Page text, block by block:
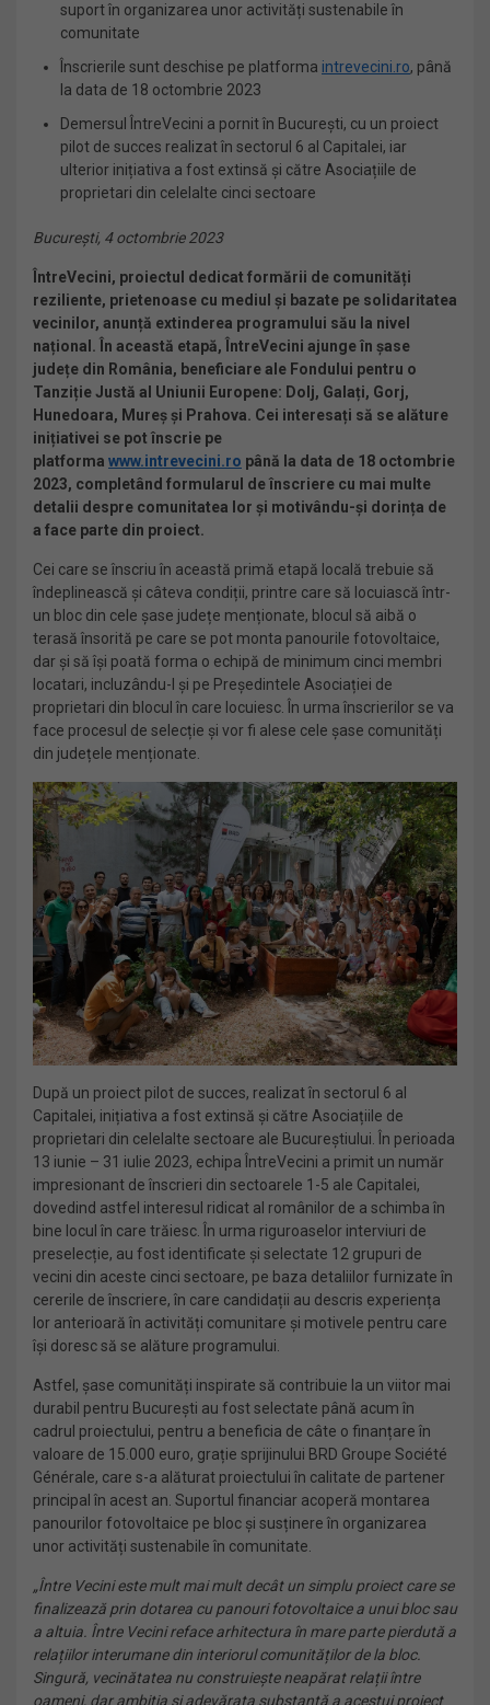
suport în organizarea unor activități sustenabile în
comunitate
Înscrierile sunt deschise pe platforma intrevecini.ro, până
la data de 18 octombrie 2023
Demersul ÎntreVecini a pornit în București, cu un proiect
pilot de succes realizat în sectorul 6 al Capitalei, iar
ulterior inițiativa a fost extinsă și către Asociațiile de
proprietari din celelalte cinci sectoare
București, 4 octombrie 2023
ÎntreVecini, proiectul dedicat formării de comunități
reziliente, prietenoase cu mediul și bazate pe solidaritatea
vecinilor, anunță extinderea programului său la nivel
național. În această etapă, ÎntreVecini ajunge în șase
județe din România, beneficiare ale Fondului pentru o
Tanziție Justă al Uniunii Europene: Dolj, Galați, Gorj,
Hunedoara, Mureș și Prahova. Cei interesați să se alăture
inițiativei se pot înscrie pe
platforma www.intrevecini.ro până la data de 18 octombrie
2023, completând formularul de înscriere cu mai multe
detalii despre comunitatea lor și motivându-și dorința de
a face parte din proiect.
Cei care se înscriu în această primă etapă locală trebuie să
îndeplinească și câteva condiții, printre care să locuiască într-
un bloc din cele șase județe menționate, blocul să aibă o
terasă însorită pe care se pot monta panourile fotovoltaice,
dar și să își poată forma o echipă de minimum cinci membri
locatari, incluzându-l și pe Președintele Asociației de
proprietari din blocul în care locuiesc. În urma înscrierilor se va
face procesul de selecție și vor fi alese cele șase comunități
din județele menționate.
După un proiect pilot de succes, realizat în sectorul 6 al
Capitalei, inițiativa a fost extinsă și către Asociațiile de
proprietari din celelalte sectoare ale Bucureștiului. În perioada
13 iunie – 31 iulie 2023, echipa ÎntreVecini a primit un număr
impresionant de înscrieri din sectoarele 1-5 ale Capitalei,
dovedind astfel interesul ridicat al românilor de a schimba în
bine locul în care trăiesc. În urma riguroaselor interviuri de
preselecție, au fost identificate și selectate 12 grupuri de
vecini din aceste cinci sectoare, pe baza detaliilor furnizate în
cererile de înscriere, în care candidații au descris experiența
lor anterioară în activități comunitare și motivele pentru care
își doresc să se alăture programului.
Astfel, șase comunități inspirate să contribuie la un viitor mai
durabil pentru București au fost selectate până acum în
cadrul proiectului, pentru a beneficia de câte o finanțare în
valoare de 15.000 euro, grație sprijinului BRD Groupe Société
Générale, care s-a alăturat proiectului în calitate de partener
principal în acest an. Suportul financiar acoperă montarea
panourilor fotovoltaice pe bloc și susținere în organizarea
unor activități sustenabile în comunitate.
„Între Vecini este mult mai mult decât un simplu proiect care se
finalizează prin dotarea cu panouri fotovoltaice a unui bloc sau
a altuia. Între Vecini reface arhitectura în mare parte pierdută a
relațiilor interumane din interiorul comunităților de la bloc.
Singură, vecinătatea nu construiește neapărat relații între
oameni, dar ambiția și adevărata substanță a acestui proiect